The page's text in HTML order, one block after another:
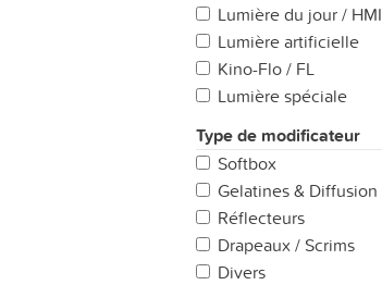
Lumière du jour / HMI
Lumière artificielle
Kino-Flo / FL
Lumière spéciale
Type de modificateur
Softbox
Gelatines & Diffusion
Réflecteurs
Drapeaux / Scrims
Divers